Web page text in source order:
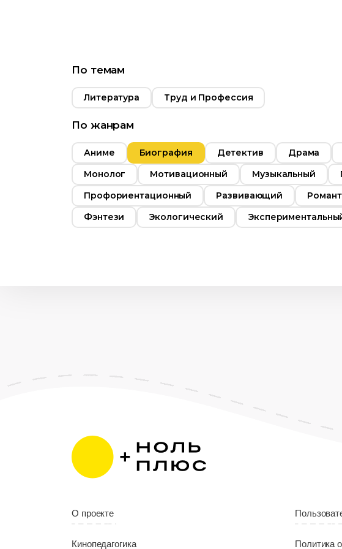
По темам
Литература Труд и Профессия
По жанрам
Аниме Биография Детектив Драма
Монолог
Мотивационный Музыкальный
Профориентационный
Развивающий
Фэнтези
Экологический
О проекте
Кинопедагогика Политика